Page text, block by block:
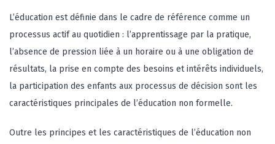
L’éducation est définie dans le cadre de référence comme un
processus actif au quotidien : l’apprentissage par la pratique,
l’absence de pression liée à un horaire ou à une obligation de
résultats, la prise en compte des besoins et intérêts individuels,
la participation des enfants aux processus de décision sont les
caractéristiques principales de l’éducation non formelle.
Outre les principes et les caractéristiques de l’éducation non